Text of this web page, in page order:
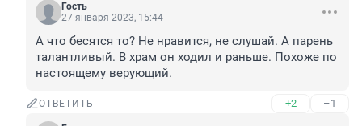
Гость
27 января 2023, 15:44
А что бесятся то? Не нравится, не слушай. А парень
талантливый. В храм он ходил и раньше. Похоже по
настоящему верующий.
ОТВЕТИТЬ +2 –1